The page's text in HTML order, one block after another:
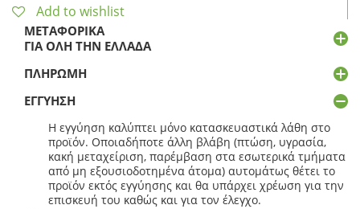
Add to wishlist
ΜΕΤΑΦΟΡΙΚΆ
ΓΙΑ ΌΛΗ ΤΗΝ ΕΛΛΆΔΑ
ΠΛΗΡΩΜΉ
ΕΓΓΎΗΣΗ
Η εγγύηση καλύπτει μόνο κατασκευαστικά λάθη στο
προϊόν. Οποιαδήποτε άλλη βλάβη (πτώση, υγρασία,
κακή μεταχείριση, παρέμβαση στα εσωτερικά τμήματα
από μη εξουσιοδοτημένα άτομα) αυτομάτως θέτει το
προϊόν εκτός εγγύησης και θα υπάρχει χρέωση για την
επισκευή του καθώς και για τον έλεγχο.